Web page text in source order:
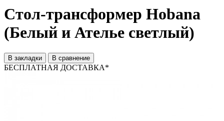
Стол-трансформер Hobana
(Белый и Ателье светлый)
В закладки В сравнение
БЕСПЛАТНАЯ ДОСТАВКА*